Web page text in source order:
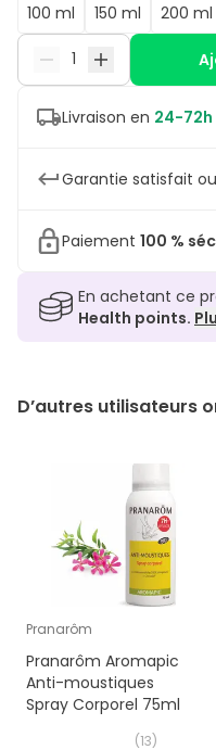
100 ml 150 ml 200 ml
Livraison en 24-72h
Garantie satisfait
Paiement 100 %
En achetant ce
Health points.
D’autres utilisateurs
Pranarôm
Pranarôm Aromapic
Anti-moustiques
Spray Corporel 75ml
(13)